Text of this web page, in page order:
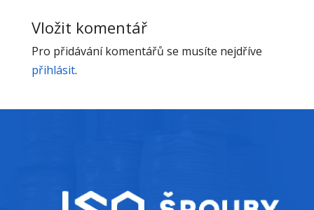
Vložit komentář
Pro přidávání komentářů se musíte nejdříve
přihlásit.